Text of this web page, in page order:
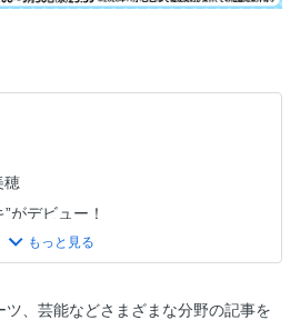
穂
がデビュー！
一、芸能などさまざまな分野の記事を